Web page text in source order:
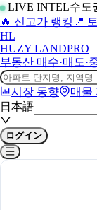
LIVE INTEL수도
🔥 신고가 랭킹 📍
HL
HUZY LANDPRO
부동산 매수·매도·
시장 동향 매물
日本語
ログイン